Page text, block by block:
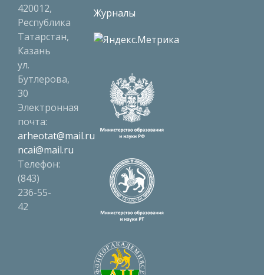
420012,
Республика
Татарстан,
Казань
ул.
Бутлерова,
30
Электронная
почта:
arheotat@mail.ru
ncai@mail.ru
Телефон:
(843)
236-55-
42
Журналы